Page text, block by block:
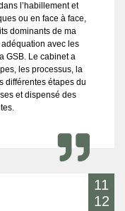
l’habillement et
ou en face à face,
dominants de ma
avec les
GSB. Le cabinet a
les processus, la
différentes étapes du
et dispensé des
11
12